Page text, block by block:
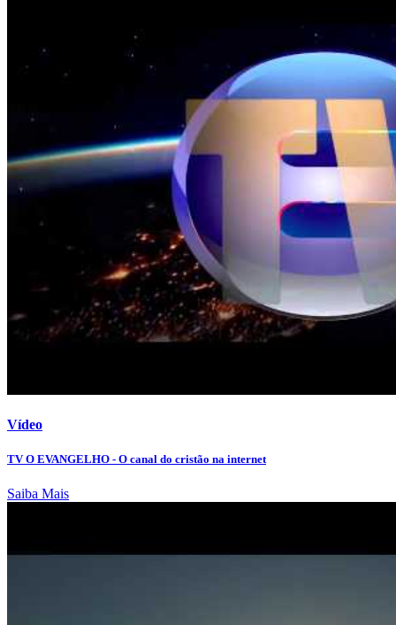
Vídeo
TV O EVANGELHO - O canal do cristão na internet
Saiba Mais